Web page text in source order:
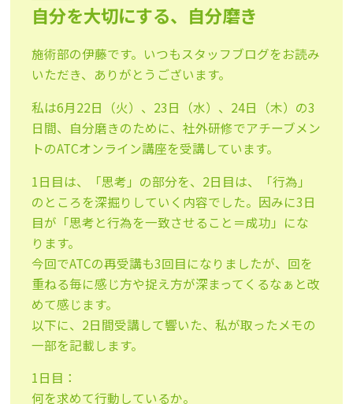
自分を大切にする、自分磨き
施術部の伊藤です。いつもスタッフブログをお読み
いただき、ありがとうございます。
私は6月22日（火）、23日（水）、24日（木）の3
日間、自分磨きのために、社外研修でアチーブメン
トのATCオンライン講座を受講しています。
1日目は、「思考」の部分を、2日目は、「行為」
のところを深掘りしていく内容でした。因みに3日
目が「思考と行為を一致させること＝成功」にな
ります。
今回でATCの再受講も3回目になりましたが、回を
重ねる毎に感じ方や捉え方が深まってくるなぁと改
めて感じます。
以下に、2日間受講して響いた、私が取ったメモの
一部を記載します。
1日目：
何を求めて行動しているか。